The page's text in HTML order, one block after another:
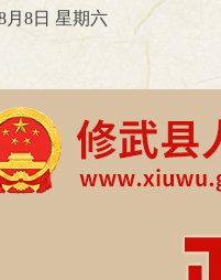
月8日 星期六